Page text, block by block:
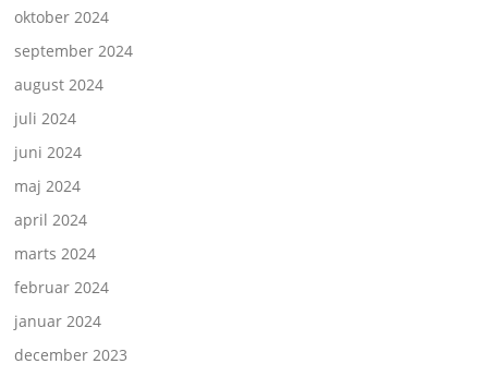
oktober 2024
september 2024
august 2024
juli 2024
juni 2024
maj 2024
april 2024
marts 2024
februar 2024
januar 2024
december 2023